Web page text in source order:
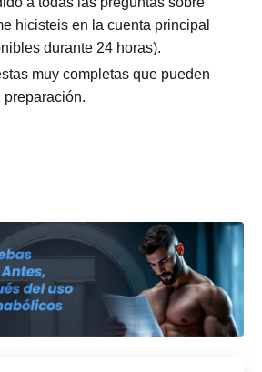
hicisteis en la cuenta principal
durante 24 horas).
muy completas que pueden
preparación.